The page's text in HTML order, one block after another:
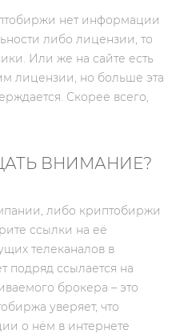
нет информации
либо лицензии, то
Или же на сайте есть
лицензии, но больше эта
Скорее всего,
ВНИМАНИЕ?
либо криптобиржи
ссылки на её
телеканалов в
подряд ссылается на
брокера – это
уверяет, что
о нём в интернете